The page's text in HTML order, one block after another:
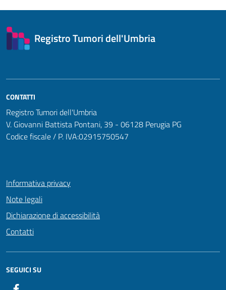
Registro Tumori dell'Umbria
CONTATTI
Registro Tumori dell'Umbria
V. Giovanni Battista Pontani, 39 - 06128 Perugia PG
Codice fiscale / P. IVA:02915750547
Informativa privacy
Note legali
Dichiarazione di accessibilità
Contatti
SEGUICI SU